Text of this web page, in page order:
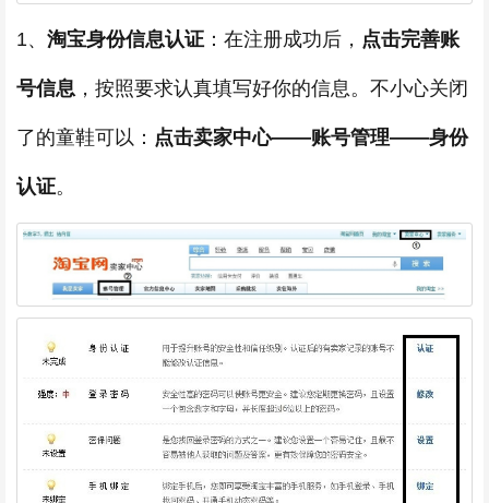
1、 淘宝身份信息认证 ：在注册成功后， 点击完善账
号信息 ，按照要求认真填写好你的信息。不小心关闭
了的童鞋可以： 点击卖家中心——账号管理——身份
认证。